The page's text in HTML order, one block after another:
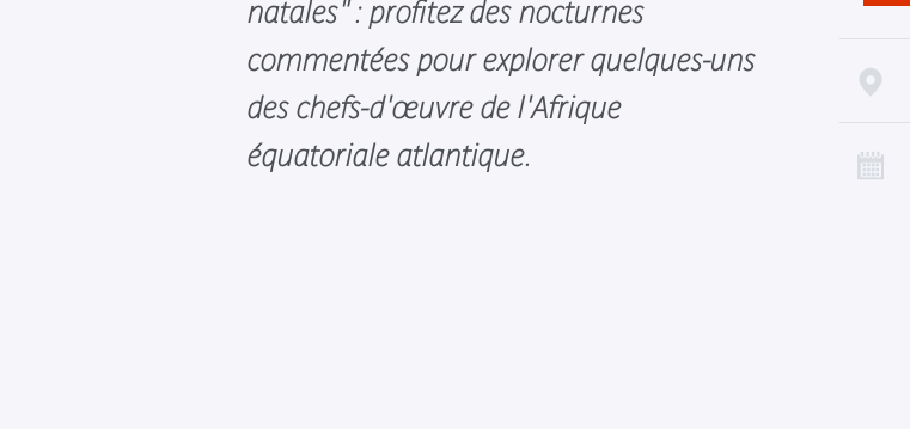
natales" : profitez des nocturnes
commentées pour explorer quelques-uns
des chefs-d'œuvre de l'Afrique
équatoriale atlantique.